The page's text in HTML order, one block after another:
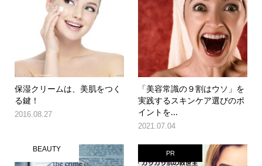
保湿クリームは、美肌をつく
る鍵！
2016.08.27
「美容常識の９割はウソ」を
実践するスキンケア選びのポ
イントを...
2021.07.04
BEAUTY PR